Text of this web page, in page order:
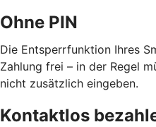
Ohne PIN
Die Entsperrfunktion Ihres
Zahlung frei – in der Regel
nicht zusätzlich eingeben.
Kontaktlos